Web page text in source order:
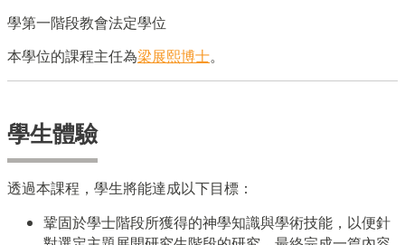
學第一階段教會法定學位
本學位的課程主任為梁展熙博士。
學生體驗
透過本課程，學生將能達成以下目標：
鞏固於學士階段所獲得的神學知識與學術技能，以便針